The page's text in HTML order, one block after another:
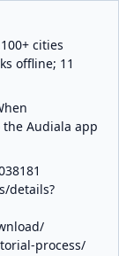
cities
offline; 11
Audiala app
details?
process/